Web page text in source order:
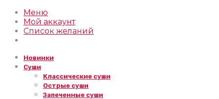
Меню
Мой аккаунт
Список желаний
Новинки
Суши
Классические суши
Острые суши
Запеченные суши